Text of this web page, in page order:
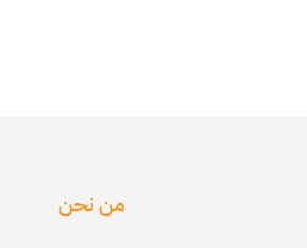
من نحن